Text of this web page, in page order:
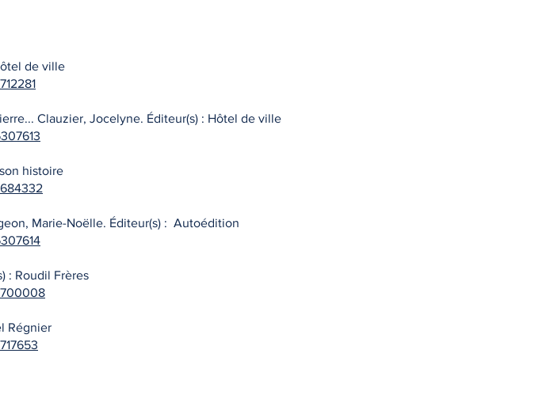
de ville
Clauzier, Jocelyne. Éditeur(s) : Hôtel de ville
histoire
Marie-Noëlle. Éditeur(s) : Autoédition
: Roudil Frères
Régnier